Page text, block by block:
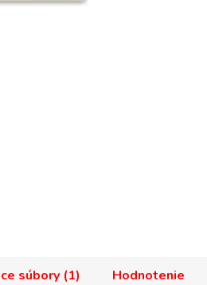
súbory (1) Hodnotenie